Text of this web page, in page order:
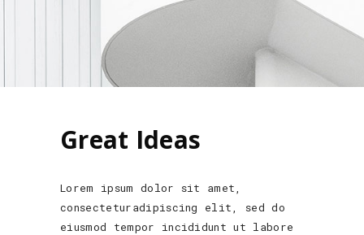
Great Ideas
Lorem ipsum dolor sit amet,
consecteturadipiscing elit, sed do
eiusmod tempor incididunt ut labore